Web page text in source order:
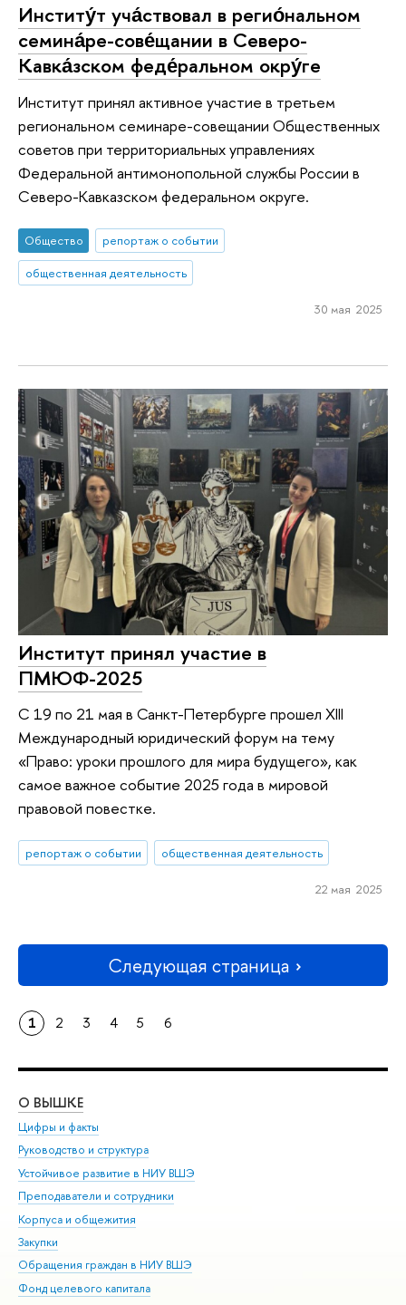
Институ́т уча́ствовал в регио́нальном
семина́ре-сове́щании в Северо-
Кавка́зском феде́ральном окру́ге
Институт принял активное участие в третьем
региональном семинаре-совещании Общественных
советов при территориальных управлениях
Федеральной антимонопольной службы России в
Северо-Кавказском федеральном округе.
Общество
репортаж о событии
общественная деятельность
30 мая 2025
Институт принял участие в
ПМЮФ-2025
С 19 по 21 мая в Санкт-Петербурге прошел XIII
Международный юридический форум на тему
«Право: уроки прошлого для мира будущего», как
самое важное событие 2025 года в мировой
правовой повестке.
репортаж о событии общественная деятельность
22 мая 2025
Следующая страница
1 2 3 4 5 6
О ВЫШКЕ
Цифры и факты
Руководство и структура
Устойчивое развитие в НИУ ВШЭ
Преподаватели и сотрудники
Корпуса и общежития
Закупки
Обращения граждан в НИУ ВШЭ
Фонд целевого капитала